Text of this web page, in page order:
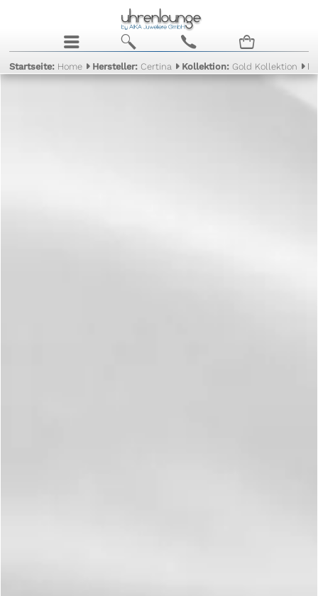
j b c n
Startseite: Home Hersteller:Certina Kollektion:Gold Kollektion